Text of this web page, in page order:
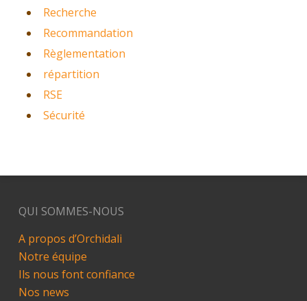
Recherche
Recommandation
Règlementation
répartition
RSE
Sécurité
QUI SOMMES-NOUS
A propos d’Orchidali
Notre équipe
Ils nous font confiance
Nos news